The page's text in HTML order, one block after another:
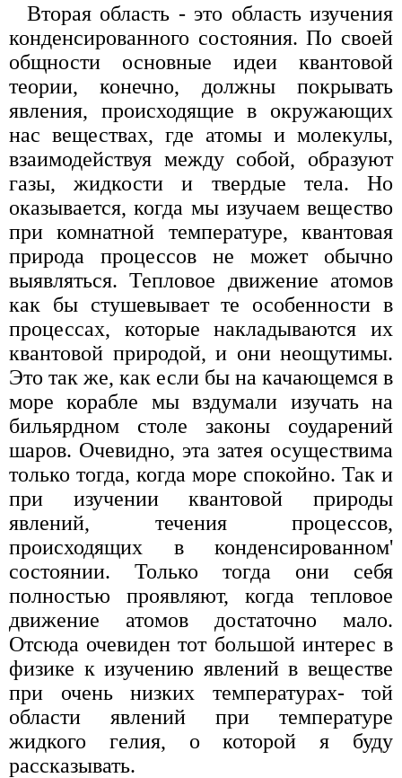
Вторая область - это область изучения
конденсированного состояния. По своей
общности основные идеи квантовой
теории, конечно, должны покрывать
явления, происходящие в окружающих
нас веществах, где атомы и молекулы,
взаимодействуя между собой, образуют
газы, жидкости и твердые тела. Но
оказывается, когда мы изучаем вещество
при комнатной температуре, квантовая
природа процессов не может обычно
выявляться. Тепловое движение атомов
как бы стушевывает те особенности в
процессах, которые накладываются их
квантовой природой, и они неощутимы.
Это так же, как если бы на качающемся в
море корабле мы вздумали изучать на
бильярдном столе законы соударений
шаров. Очевидно, эта затея осуществима
только тогда, когда море спокойно. Так и
при изучении квантовой природы
явлений, течения процессов,
происходящих в конденсированном'
состоянии. Только тогда они себя
полностью проявляют, когда тепловое
движение атомов достаточно мало.
Отсюда очевиден тот большой интерес в
физике к изучению явлений в веществе
при очень низких температурах- той
области явлений при температуре
жидкого гелия, о которой я буду
рассказывать.